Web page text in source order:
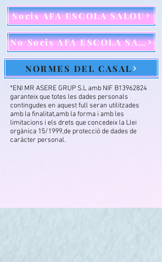
Socis AFA ESCOLA SALOU
No Socis AFA ESCOLA SALOU
NORMES DEL CASAL
*ENI MR ASERE GRUP S.L amb NIF B13962824
garanteix que totes les dades personals
contingudes en aquest full seran utilitzades
amb la finalitat,amb la forma i amb les
limitacions i els drets que concedeix la Llei
orgànica 15/1999,de protecció de dades de
caràcter personal.​